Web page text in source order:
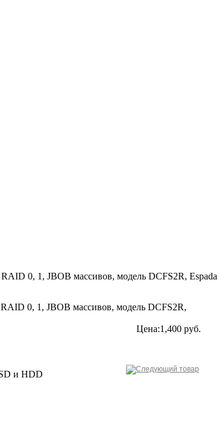
0, 1, JBOB массивов, модель DCFS2R, Espada
0, 1, JBOB массивов, модель DCFS2R,
Цена:1,400 руб.
и HDD